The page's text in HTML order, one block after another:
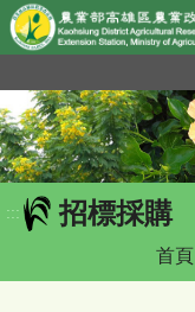
網頁置頂
到
主
要
內
容
區
::: 招標採購
首頁